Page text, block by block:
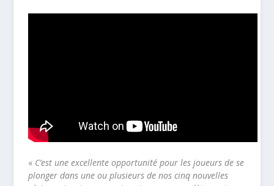
« C’est une excellente opportunité pour les joueurs de se
plonger dans une ou plusieurs de nos cinq nouvelles